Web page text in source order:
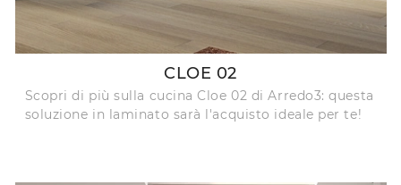
CLOE 02
Scopri di più sulla cucina Cloe 02 di Arredo3: questa
soluzione in laminato sarà l'acquisto ideale per te!